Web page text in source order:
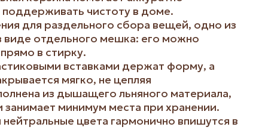
чистоту в доме.
для раздельного сбора вещей, одно из
виде отдельного мешка: его можно
в стирку.
вставками держат форму, а
мягко, не цепляя
из дышащего льняного материала,
занимает минимум места при хранении.
цвета гармонично впишутся в